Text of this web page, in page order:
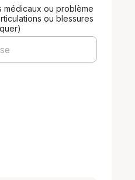
médicaux ou problème
ou blessures